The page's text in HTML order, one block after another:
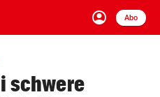
account_circle
Anmelden
Abo
close Schließen
schwere